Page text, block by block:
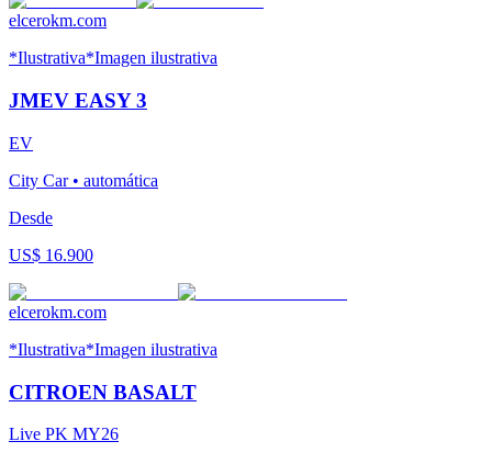
elcerokm.com
*Ilustrativa*Imagen ilustrativa
JMEV EASY 3
EV
City Car• automática
Desde
US$ 16.900
elcerokm.com
*Ilustrativa*Imagen ilustrativa
CITROEN BASALT
Live PK MY26